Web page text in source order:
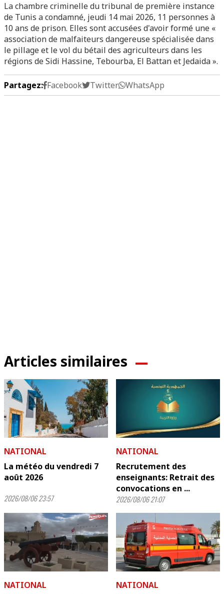
La chambre criminelle du tribunal de première instance
de Tunis a condamné, jeudi 14 mai 2026, 11 personnes à
10 ans de prison. Elles sont accusées d'avoir formé une «
association de malfaiteurs dangereuse spécialisée dans
le pillage et le vol du bétail des agriculteurs dans les
régions de Sidi Hassine, Tebourba, El Battan et Jedaida ».
Partagez: Facebook Twitter WhatsApp
Articles similaires
NATIONAL
La météo du vendredi 7
août 2026
2026/08/06 23:57
NATIONAL
Recrutement des
enseignants: Retrait des
convocations en ...
2026/08/06 21:07
NATIONAL
NATIONAL